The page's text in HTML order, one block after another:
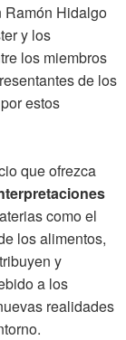
Ramón Hidalgo
y los
los miembros
de los
estos
que ofrezca
como el
los alimentos,
y
a los
realidades